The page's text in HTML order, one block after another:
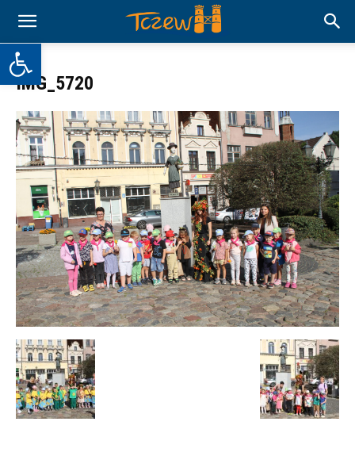
Otwórz pasek narzędzi
IMG_5720